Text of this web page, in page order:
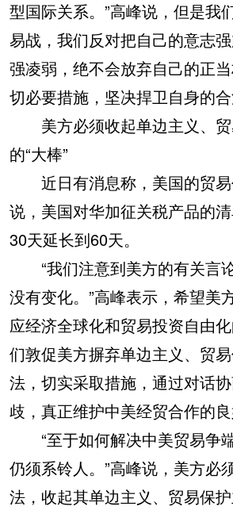
型国际关系。”高峰说，但是我
易战，我们反对把自己的意志
强凌弱，绝不会放弃自己的正
切必要措施，坚决捍卫自身的合
美方必须收起单边主义、贸
的“大棒”
近日有消息称，美国的贸易
说，美国对华加征关税产品的
30天延长到60天。
“我们注意到美方的有关言
没有变化。”高峰表示，希望美
应经济全球化和贸易投资自由
们敦促美方摒弃单边主义、贸
法，切实采取措施，通过对话
歧，真正维护中美经贸合作的良
“至于如何解决中美贸易争
仍须系铃人。”高峰说，美方必
法，收起其单边主义、贸易保护